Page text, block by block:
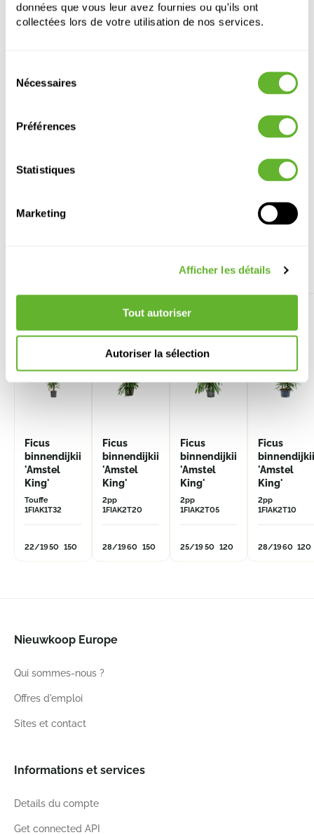
données que vous leur avez fournies ou qu'ils ont
collectées lors de votre utilisation de nos services.
Nécessaires
Préférences
Statistiques
Marketing
Afficher les détails
Tout autoriser
Autoriser la sélection
Hauteur:
150
Ficus
binnendijkii
'Amstel
King'
Touffe
1FIAK1T32
22/1950 150
Ficus
binnendijkii
'Amstel
King'
2pp
1FIAK2T20
28/1960 150
Ficus
binnendijkii
'Amstel
King'
2pp
1FIAK2T05
25/1950 120
Ficus
binnendijkii
'Amstel
King'
2pp
1FIAK2T10
28/1960 120
Nieuwkoop Europe
Qui sommes-nous ?
Offres d'emploi
Sites et contact
Informations et services
Details du compte
Get connected API